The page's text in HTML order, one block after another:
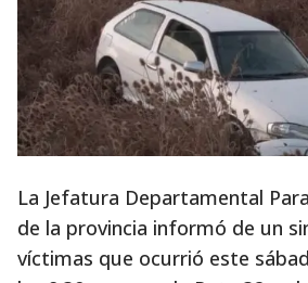
La Jefatura Departamental
de la provincia informó de un
víctimas que ocurrió este